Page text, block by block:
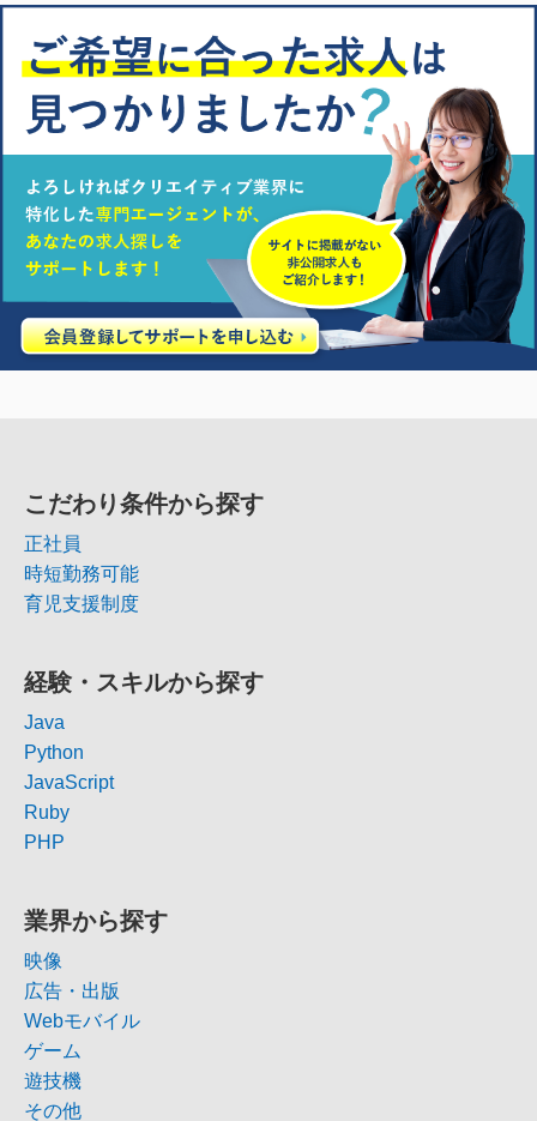
こだわり条件から探す
正社員
時短勤務可能
育児支援制度
経験・スキルから探す
Java
Python
JavaScript
Ruby
PHP
業界から探す
映像
広告・出版
Webモバイル
ゲーム
遊技機
その他